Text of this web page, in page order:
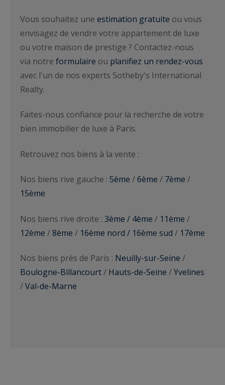
Vous souhaitez une estimation gratuite ou vous
envisagez de vendre votre appartement de luxe
ou votre maison de prestige ? Contactez-nous
via notre formulaire ou planifiez un rendez-vous
avec l'un de nos experts Sotheby's International
Realty.
Faites-nous confiance pour la recherche de votre
bien immobilier de luxe à Paris.
Retrouvez nos biens à la vente :
Nos biens rive gauche : 5ème /6ème / 7ème /
15ème
Nos biens rive droite : 3ème / 4ème / 11ème /
12ème /8ème / 16ème nord / 16ème sud / 17ème
Nos biens près de Paris : Neuilly-sur-Seine /
Boulogne-Billancourt/ Hauts-de-Seine /Yvelines
/Val-de-Marne